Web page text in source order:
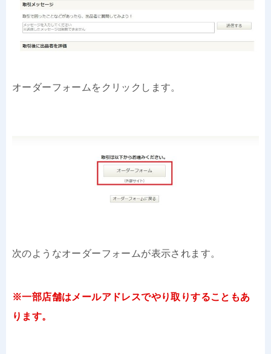
オーダーフォームをクリックします。
次のようなオーダーフォームが表示されます。
※一部店舗はメールアドレスでやり取りすることもあ
ります。